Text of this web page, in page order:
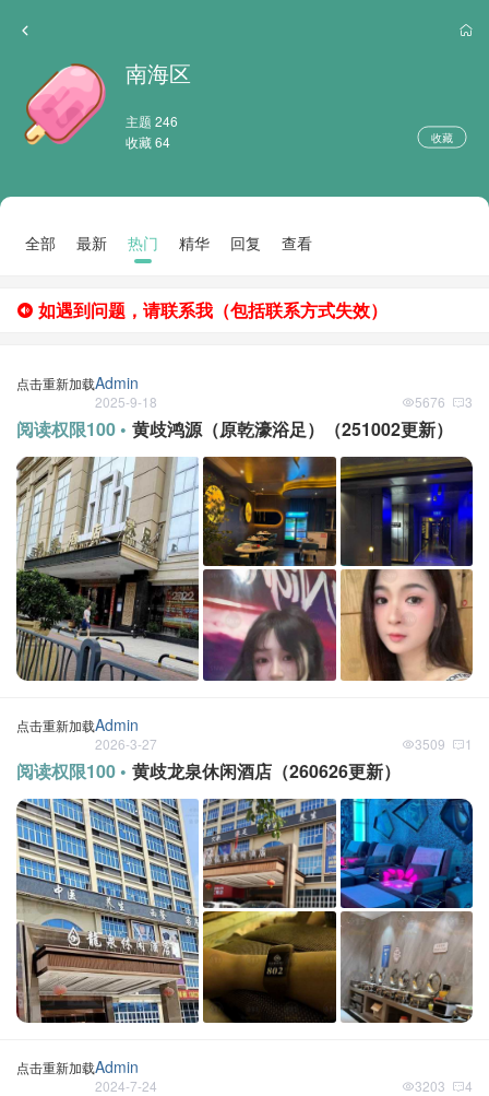
南海区
主题 246
收藏 64
收藏
全部 最新 热门 精华 回复 查看
如遇到问题，请联系我（包括联系方式失效）
点击重新加载Admin
2025-9-18 3
5676
阅读权限100 • 黄歧鸿源（原乾濠浴足）（251002更新）
点击重新加载Admin
2026-3-27 1
3509
阅读权限100 • 黄歧龙泉休闲酒店（260626更新）
点击重新加载Admin
2024-7-24 4
3203